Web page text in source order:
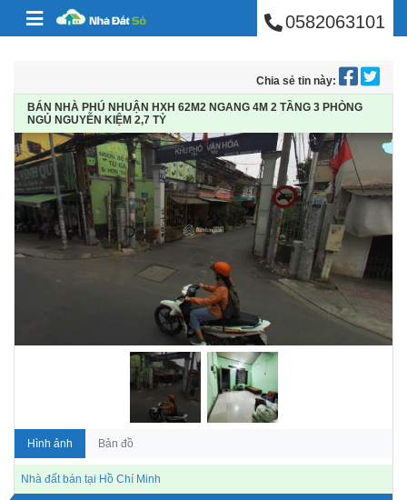
Skip to content BÁN NHÀ PHÚ0582063101
Chia sẻ tin này:
BÁN NHÀ PHÚ NHUẬN HXH 62M2 NGANG 4M 2 TẦNG 3 PHÒNG
NGỦ NGUYỄN KIỆM 2,7 TỶ
Hình ảnh Bản đồ
Nhà đất bán tại Hồ Chí Minh